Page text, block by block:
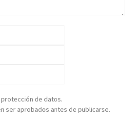
de datos.
ser aprobados antes de publicarse.